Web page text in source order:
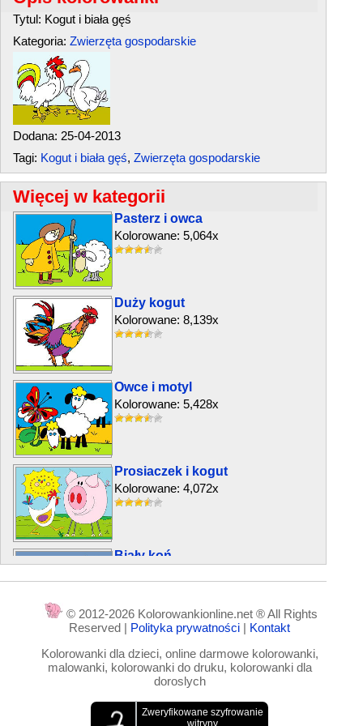
Tytul: Kogut i biała gęś
Kategoria: Zwierzęta gospodarskie
Dodana: 25-04-2013
Tagi: Kogut i biała gęś, Zwierzęta gospodarskie
Więcej w kategorii
Pasterz i owca
Kolorowane: 5,064x
Duży kogut
Kolorowane: 8,139x
Owce i motyl
Kolorowane: 5,428x
Prosiaczek i kogut
Kolorowane: 4,072x
Biały koń
Kolorowane: 9,991x
© 2012-2026 Kolorowankionline.net ® All Rights
Reserved | Polityka prywatności | Kontakt
Kolorowanki dla dzieci, online darmowe kolorowanki,
malowanki, kolorowanki do druku, kolorowanki dla
doroslych